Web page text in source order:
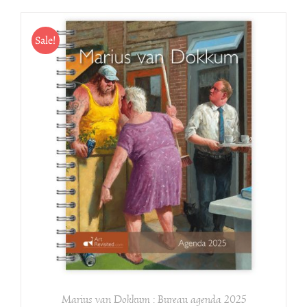
Sale!
Marius van Dokkum : Bureau agenda 2025